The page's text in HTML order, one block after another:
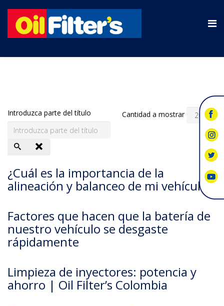
Introduzca parte del título Cantidad a mostrar
¿Cuál es la importancia de la
alineación y balanceo de mi vehículo?
Factores que hacen que la batería de
nuestro vehículo se desgaste
rápidamente
Limpieza de inyectores: potencia y
ahorro | Oil Filter’s Colombia